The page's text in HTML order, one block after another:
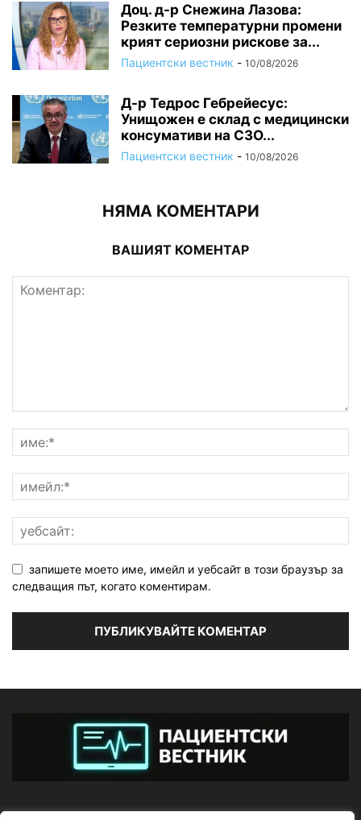
Доц. д-р Снежина Лазова:
Резките температурни промени
крият сериозни рискове за...
Пациентски вестник - 10/08/2026
Д-р Тедрос Гебрейесус:
Унищожен е склад с медицински
консумативи на СЗО...
Пациентски вестник - 10/08/2026
НЯМА КОМЕНТАРИ
ВАШИЯТ КОМЕНТАР
запишете моето име, имейл и уебсайт в този браузър за
следващия път, когато коментирам.